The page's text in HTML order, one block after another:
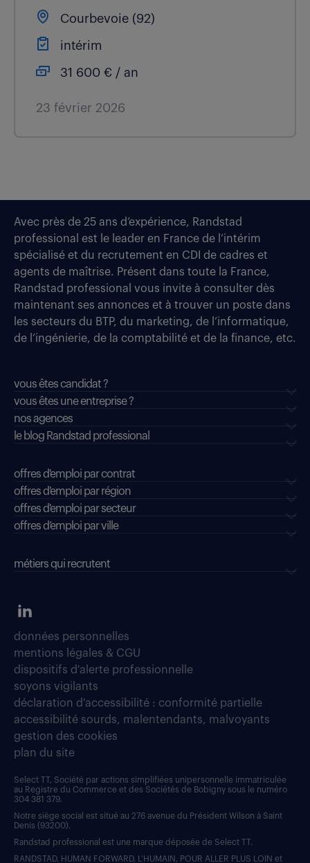
Courbevoie (92)
intérim
31 600 € / an
23 février 2026
Avec près de 25 ans d’expérience, Randstad
professional est le leader en France de l’intérim
spécialisé et du recrutement en CDI de cadres et
agents de maîtrise. Présent dans toute la France,
Randstad professional vous invite à consulter dès
maintenant ses annonces et à trouver un poste dans
les secteurs du BTP, du marketing, de l’informatique,
de l’ingénierie, de la comptabilité et de la finance, etc.
vous êtes candidat ?
vous êtes une entreprise ?
nos agences
le blog Randstad professional
offres d'emploi par contrat
offres d'emploi par région
offres d'emploi par secteur
offres d’emploi par ville
métiers qui recrutent
données personnelles
mentions légales & CGU
dispositifs d'alerte professionnelle
soyons vigilants
déclaration d'accessibilité : conformité partielle
accessibilité sourds, malentendants, malvoyants
gestion des cookies
plan du site
Select TT, Société par actions simplifiées unipersonnelle immatriculée
au Registre du Commerce et des Sociétés de Bobigny sous le numéro
304 381 379.
Notre siège social est situé au 276 avenue du Président Wilson à Saint
Denis (93200).
Randstad professional est une marque déposée de Select TT.
RANDSTAD, HUMAN FORWARD, L’HUMAIN, POUR ALLER PLUS LOIN et